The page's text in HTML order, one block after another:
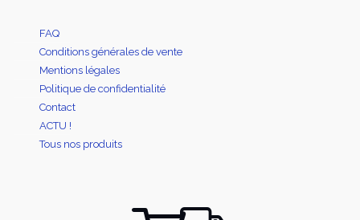
FAQ
Conditions générales de vente
Mentions légales
Politique de confidentialité
Contact
ACTU !
Tous nos produits